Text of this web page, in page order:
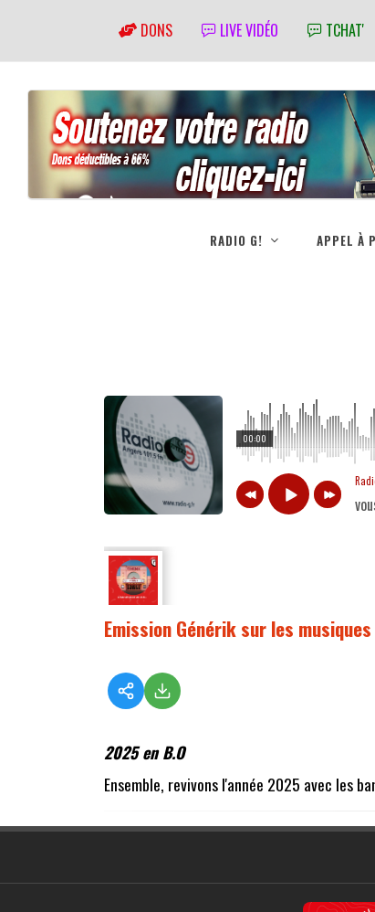
DONS LIVE VIDÉO TCHAT'
RADIO G! APPEL À
00:00
Emission Générik sur les
2025 en B.O
Ensemble, revivons l'année 2025 avec les